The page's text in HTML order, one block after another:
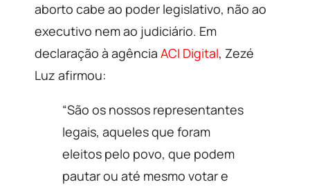
aborto cabe ao poder legislativo, não ao
executivo nem ao judiciário. Em
declaração à agência ACI Digital, Zezé
Luz afirmou:
“São os nossos representantes
legais, aqueles que foram
eleitos pelo povo, que podem
pautar ou até mesmo votar e